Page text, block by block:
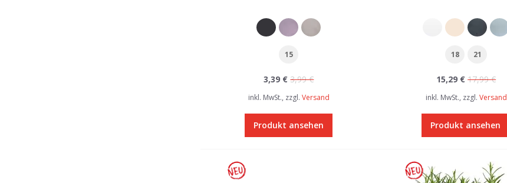
15
3,39 € 3,99 €
inkl. MwSt., zzgl. Versand
Produkt ansehen
18 21
15,29 € 17,99 €
inkl. MwSt., zzgl. Versand
Produkt ansehen